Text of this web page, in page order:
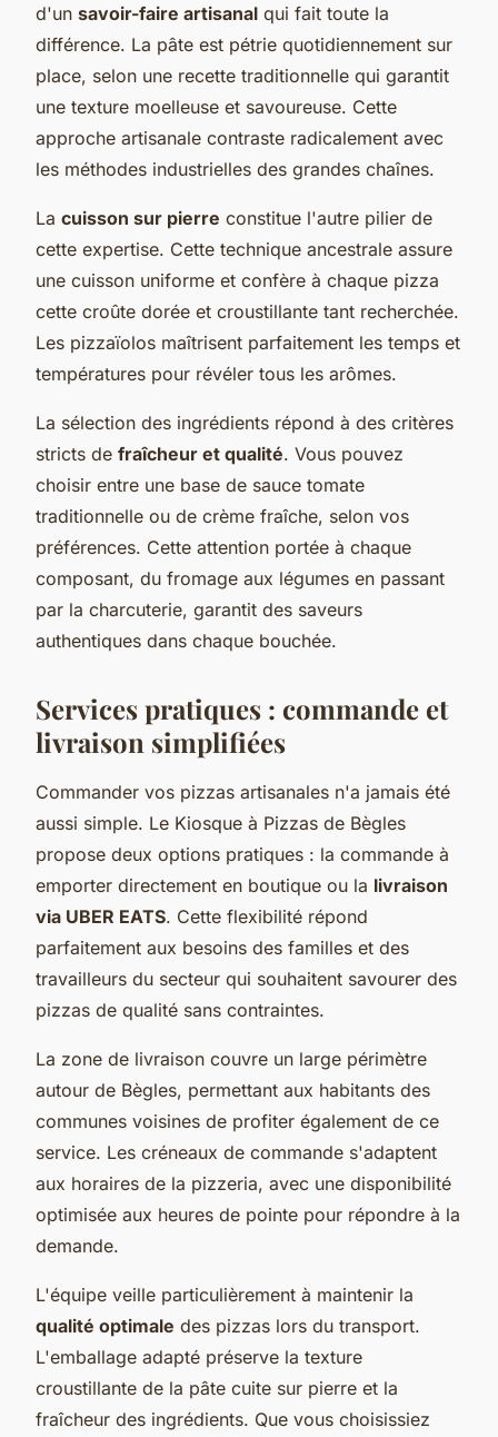
d'un savoir-faire artisanal qui fait toute la
différence. La pâte est pétrie quotidiennement sur
place, selon une recette traditionnelle qui garantit
une texture moelleuse et savoureuse. Cette
approche artisanale contraste radicalement avec
les méthodes industrielles des grandes chaînes.
La cuisson sur pierre constitue l'autre pilier de
cette expertise. Cette technique ancestrale assure
une cuisson uniforme et confère à chaque pizza
cette croûte dorée et croustillante tant recherchée.
Les pizzaïolos maîtrisent parfaitement les temps et
températures pour révéler tous les arômes.
La sélection des ingrédients répond à des critères
stricts de fraîcheur et qualité. Vous pouvez
choisir entre une base de sauce tomate
traditionnelle ou de crème fraîche, selon vos
préférences. Cette attention portée à chaque
composant, du fromage aux légumes en passant
par la charcuterie, garantit des saveurs
authentiques dans chaque bouchée.
Services pratiques : commande et
livraison simplifiées
Commander vos pizzas artisanales n'a jamais été
aussi simple. Le Kiosque à Pizzas de Bègles
propose deux options pratiques : la commande à
emporter directement en boutique ou la livraison
via UBER EATS. Cette flexibilité répond
parfaitement aux besoins des familles et des
travailleurs du secteur qui souhaitent savourer des
pizzas de qualité sans contraintes.
La zone de livraison couvre un large périmètre
autour de Bègles, permettant aux habitants des
communes voisines de profiter également de ce
service. Les créneaux de commande s'adaptent
aux horaires de la pizzeria, avec une disponibilité
optimisée aux heures de pointe pour répondre à la
demande.
L'équipe veille particulièrement à maintenir la
qualité optimale des pizzas lors du transport.
L'emballage adapté préserve la texture
croustillante de la pâte cuite sur pierre et la
fraîcheur des ingrédients. Que vous choisissiez